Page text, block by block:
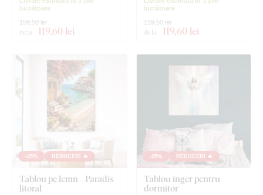
lucrătoare
de la 119,60 lei
159,50 lei
lucrătoare
de la 119,60 lei
159,50 lei
-25% REDUCERI 🔥
Tablou pe lemn - Paradis
litoral
-25% REDUCERI 🔥
Tablou înger pentru
dormitor